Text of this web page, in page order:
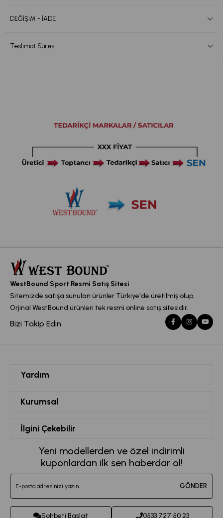
DEĞİŞİM - İADE
Teslimat Süresi
WestBound Sport Resmi Satış Sitesi
Sitemizde satışa sunulan ürünler Türkiye'de üretilmiş olup,
Orjinal WestBound ürünleri tek resmi online satış sitesidir.
Bizi Takip Edin
Yardım
Favorilerim
Sepetim
Destek Taleplerim
Sipariş Takibi
Kurumsal
Hakkımızda
Kvkk Metni
Teslimat ve İade Koşulları
Toptan Satış
İletişim
İlgini Çekebilir
Kadın Spor Giyim
Büyük Beden Eşofman
Jogger Eşofman Altı
Kadın Tayt Modelleri
Yeni modellerden ve özel indirimli
kuponlardan ilk sen haberdar ol!
GÖNDER
Sohbeti Başlat 0533 727 50 23